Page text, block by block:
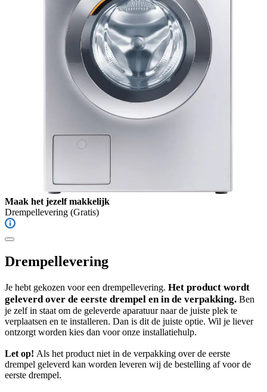
Maak het jezelf makkelijk
Drempellevering (Gratis)
Drempellevering
Je hebt gekozen voor een drempellevering. Het product wordt
geleverd over de eerste drempel en in de verpakking. Ben
je zelf in staat om de geleverde aparatuur naar de juiste plek te
verplaatsen en te installeren. Dan is dit de juiste optie. Wil je liever
ontzorgt worden kies dan voor onze installatiehulp.
Let op! Als het product niet in de verpakking over de eerste
drempel geleverd kan worden leveren wij de bestelling af voor de
eerste drempel.